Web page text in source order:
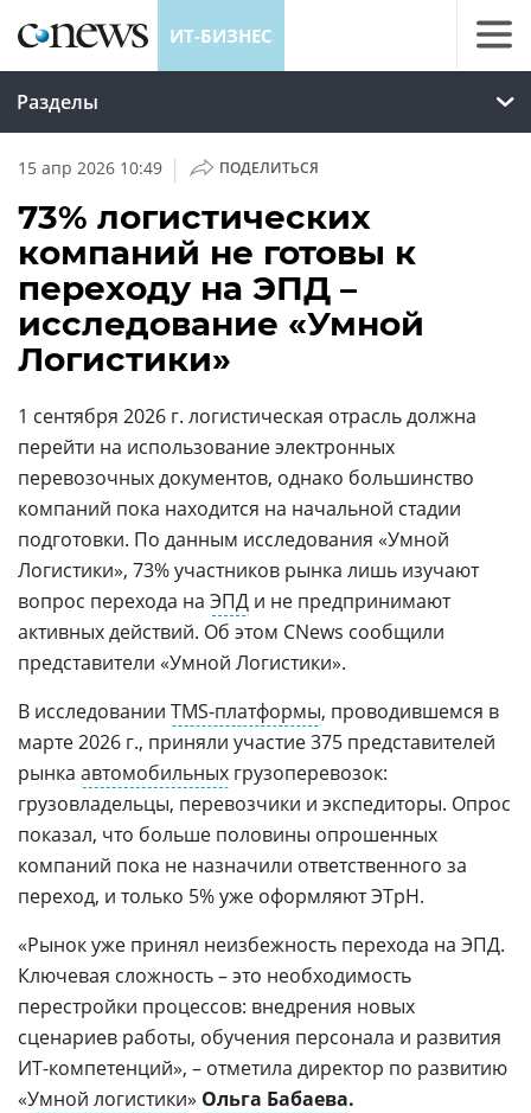
ИТ-БИЗНЕС
Разделы
15 апр 2026 10:49 | ПОДЕЛИТЬСЯ
73% логистических
компаний не готовы к
переходу на ЭПД –
исследование «Умной
Логистики»
1 сентября 2026 г. логистическая отрасль должна
перейти на использование электронных
перевозочных документов, однако большинство
компаний пока находится на начальной стадии
подготовки. По данным исследования «Умной
Логистики», 73% участников рынка лишь изучают
вопрос перехода на ЭПД и не предпринимают
активных действий. Об этом CNews сообщили
представители «Умной Логистики».
В исследовании TMS-платформы, проводившемся в
марте 2026 г., приняли участие 375 представителей
рынка автомобильных грузоперевозок:
грузовладельцы, перевозчики и экспедиторы. Опрос
показал, что больше половины опрошенных
компаний пока не назначили ответственного за
переход, и только 5% уже оформляют ЭТрН.
«Рынок уже принял неизбежность перехода на ЭПД.
Ключевая сложность – это необходимость
перестройки процессов: внедрения новых
сценариев работы, обучения персонала и развития
ИТ-компетенций», – отметила директор по развитию
«Умной логистики» Ольга Бабаева.